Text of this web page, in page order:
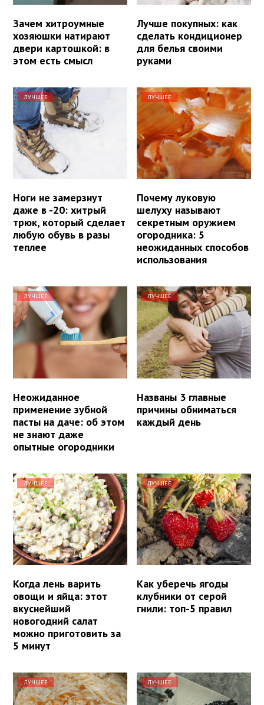
Зачем хитроумные
хозяюшки натирают
двери картошкой: в
этом есть смысл
Лучше покупных: как
сделать кондиционер
для белья своими
руками
ЛУЧШЕЕ
Ноги не замерзнут
даже в -20: хитрый
трюк, который сделает
любую обувь в разы
теплее
ЛУЧШЕЕ
Почему луковую
шелуху называют
секретным оружием
огородника: 5
неожиданных способов
использования
ЛУЧШЕЕ
Неожиданное
применение зубной
пасты на даче: об этом
не знают даже
опытные огородники
ЛУЧШЕЕ
Названы 3 главные
причины обниматься
каждый день
ЛУЧШЕЕ
Когда лень варить
овощи и яйца: этот
вкуснейший
новогодний салат
можно приготовить за
5 минут
ЛУЧШЕЕ
Как уберечь ягоды
клубники от серой
гнили: топ-5 правил
ЛУЧШЕЕ ЛУЧШЕЕ